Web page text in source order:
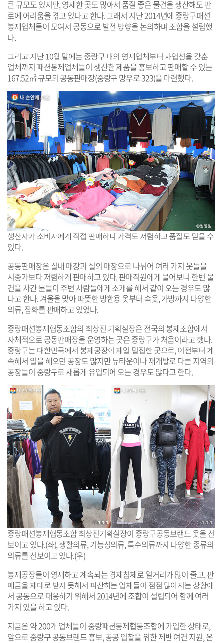
큰 규모도 있지만, 영세한 곳도 많아서 품질 좋은 물건을 생산해도 판
로에 어려움을 겪고 있다고 한다. 그래서 지난 2014년에 중랑구패션
봉제업체들이 모여서 공동으로 발전 방향을 논의하며 조합을 설립했
다.
그리고 지난 10월 말에는 중랑구 내의 영세업체부터 사업성을 갖춘
업체까지 패션봉제업체들이 생산한 제품을 홍보하고 판매할 수 있는
167.52㎡ 규모의 공동판매장(중랑구 망우로 323)을 마련했다.
생산자가 소비자에게 직접 판매하니 가격도 저렴하고 품질도 믿을 수
있다.
공동판매장은 실내 매장과 실외 매장으로 나뉘어 여러 가지 옷들을
시중가보다 저렴하게 판매하고 있다. 판매직원에게 물어보니 한번 물
건을 사간 분들이 주변 사람들에게 소개를 해서 같이 오는 경우도 많
다고 한다. 겨울을 맞아 따뜻한 방한용 옷부터 속옷, 가방까지 다양한
의류, 잡화를 판매하고 있었다.
중랑패션봉제협동조합의 최상진 기획실장은 전국의 봉제조합에서
자체적으로 공동판매장을 운영하는 곳은 중랑구가 처음이라고 했다.
중랑구는 대한민국에서 봉제공장이 제일 밀집한 곳으로, 이전부터 계
속해서 일을 해오던 공장도 많지만 뉴타운이나 재개발로 다른 지역의
공장들이 중랑구로 새롭게 유입되어 오는 경우도 많다고 한다.
중랑패션봉제협동조합 최상진기획실장이 중랑구공동브랜드 옷을 선
보이고 있다.(좌), 생활의류, 기능성의류, 특수의류까지 다양한 종류의
의류를 선보이고 있다.(우)
봉제공장들이 영세하고 계속되는 경제침체로 일거리가 많이 줄고, 판
매금을 제대로 받지 못해서 파산하는 업체들이 점점 많아지는 상황에
서 공동으로 대응하기 위해서 2014년에 조합이 설립되어 함께 여러
가지 있을 하고 있다.
지금은 약 200개 업체들이 중랑패션봉제협동조합에 가입한 상태로,
앞으로 중랑구 공동브랜드 홍보, 공공 입찰을 위한 제반 여건 지원, 온